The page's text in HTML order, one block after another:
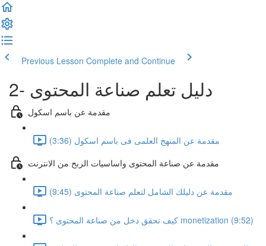
Previous Lesson Complete and Continue
2- دليل تعلم صناعة المحتوى
مقدمة عن باسم اسكول
مقدمة عن المنهج العلمى فى باسم اسكول (3:36)
مقدمة عن صناعة المحتوى واساسيات الربح من الانترنت
مقدمة عن دليلك الشامل لتعلم صناعة المحتوى (9:45)
كيف تحقق دخل من صناعة المحتوى ؟ monetization (9:52)